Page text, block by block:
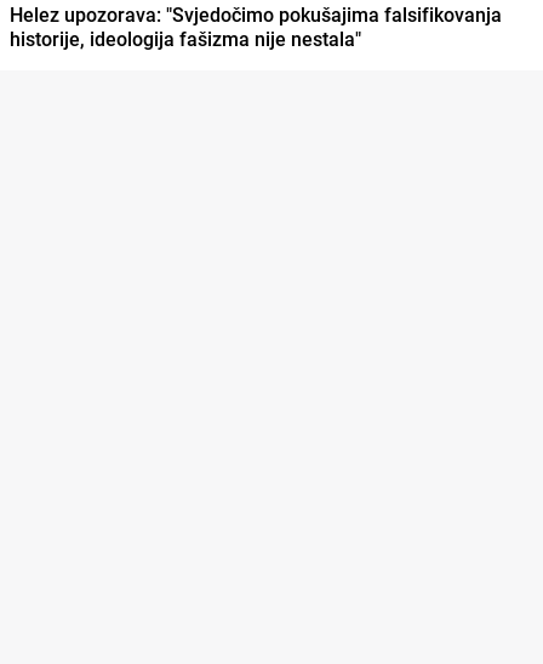
Helez upozorava: "Svjedočimo pokušajima falsifikovanja
historije, ideologija fašizma nije nestala"